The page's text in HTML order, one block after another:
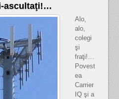
ascultaţi!…
Alo,
alo,
colegi
şi
fraţi!…
Povest
ea
Carrier
IQ şi a